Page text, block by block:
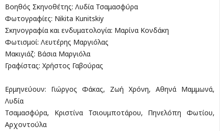
Βοηθός Σκηνοθέτης: Λυδία Τσαμασφύρα
Φωτογραφίες: Nikita Kunitskiy
Σκηνογραφία και ενδυματολογία: Μαρίνα Κονδάκη
Φωτισμοί: Λευτέρης Μαργιόλας
Μακιγιάζ: Βάσια Μαργιόλα
Γραφίστας: Χρήστος Γαβούρας
Ερμηνεύουν: Γιώργος Φάκας, Ζωή Χρόνη, Αθηνά Μαμμωνά,
Λυδία
Τσαμασφύρα, Κριστίνα Τσιουμποτάρου, Πηνελόπη Φωτίου,
Αρχοντούλα